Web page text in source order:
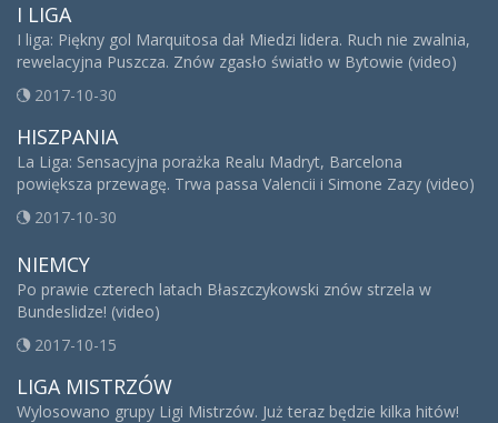
I LIGA
I liga: Piękny gol Marquitosa dał Miedzi lidera. Ruch nie zwalnia,
rewelacyjna Puszcza. Znów zgasło światło w Bytowie (video)
2017-10-30
HISZPANIA
La Liga: Sensacyjna porażka Realu Madryt, Barcelona
powiększa przewagę. Trwa passa Valencii i Simone Zazy (video)
2017-10-30
NIEMCY
Po prawie czterech latach Błaszczykowski znów strzela w
Bundeslidze! (video)
2017-10-15
LIGA MISTRZÓW
Wylosowano grupy Ligi Mistrzów. Już teraz będzie kilka hitów!